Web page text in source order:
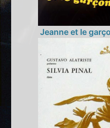
Jeanne et le